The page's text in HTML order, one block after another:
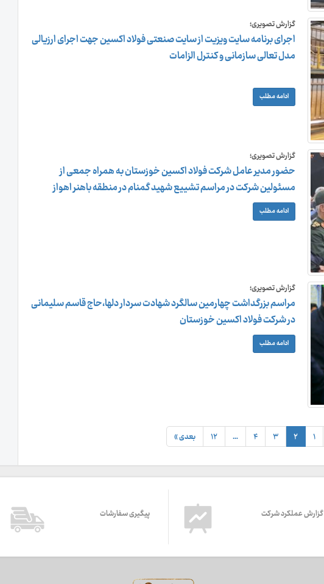
گزارش تصویری؛
اجرای برنامه سایت ویزیت از سایت صنعتی فولاد اکسین جهت اجرای ارزیالی
مدل تعالی سازمانی و کنترل الزامات
ادامه مطلب
گزارش تصویری؛
حضور مدیر عامل شرکت فولاد اکسین خوزستان به همراه جمعی از
مسئولین شرکت در مراسم تشییع شهید گمنام در منطقه باهنر اهواز
ادامه مطلب
گزارش تصویری؛
مراسم بزرگداشت چهارمین سالگرد شهادت سردار دلها،حاج قاسم سلیمانی
در شرکت فولاد اکسین خوزستان
ادامه مطلب
۱ ۲ ۳ ۴ … ۱۲ بعدی »
گزارش عملکرد شرکت پیگیری سفارشات